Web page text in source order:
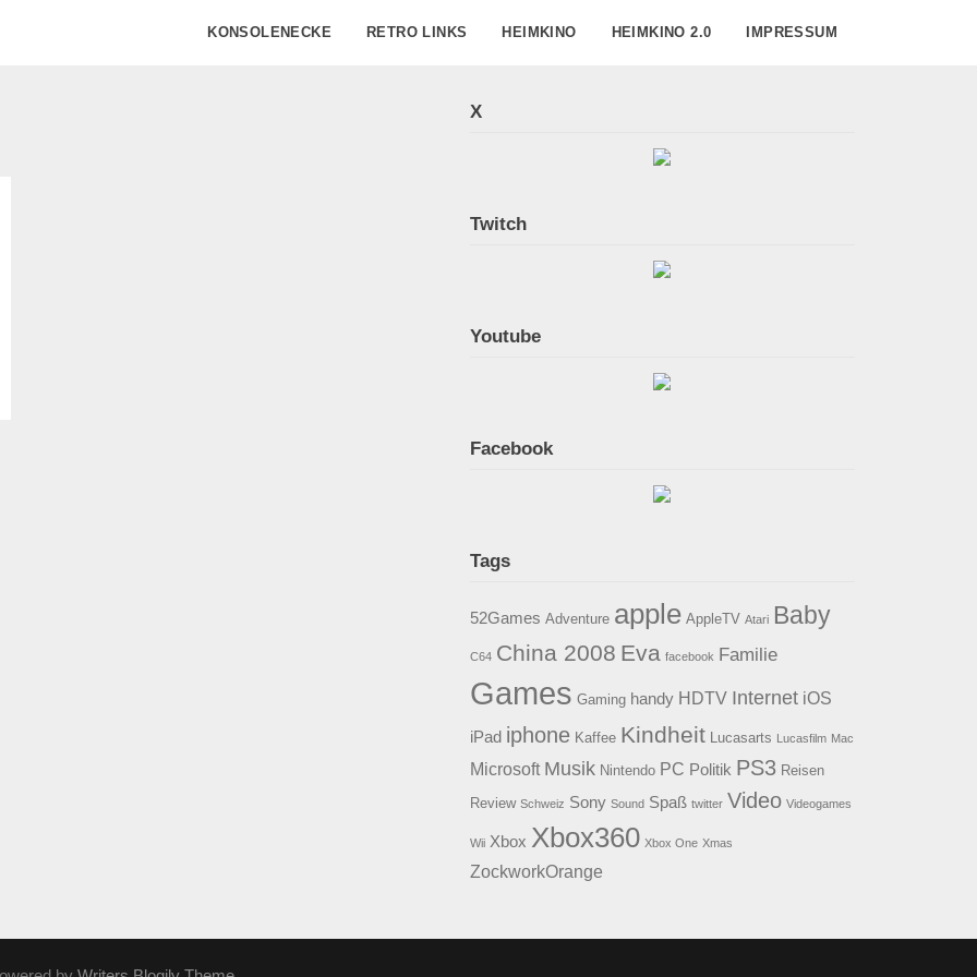
KONSOLENECKE RETRO LINKS HEIMKINO HEIMKINO 2.0 IMPRESSUM
X
Twitch
Youtube
Facebook
Tags
52Games Adventure apple AppleTV Atari Baby
C64 China 2008 Eva facebook Familie
Games Gaming handy HDTV Internet iOS
iPad iphone Kaffee Kindheit Lucasarts Lucasfilm Mac
Microsoft Musik Nintendo PC Politik PS3 Reisen
Review Schweiz Sony Sound Spaß twitter Video Videogames
Wii Xbox Xbox360 Xbox One Xmas
ZockworkOrange